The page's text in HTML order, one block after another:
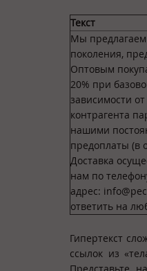
Текст
Мы
поколения,
Оптовым
20% при
зависимости
контрагента
нашими
предоплаты (в
Доставка
нам по
адрес:
ответить на
Гипертекст
ссылок из
Представьте,